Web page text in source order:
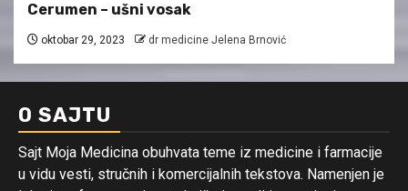
Cerumen – ušni vosak
oktobar 29, 2023 dr medicine Jelena Brnović
O SAJTU
Sajt Moja Medicina obuhvata teme iz medicine i farmacije
u vidu vesti, stručnih i komercijalnih tekstova. Namenjen je